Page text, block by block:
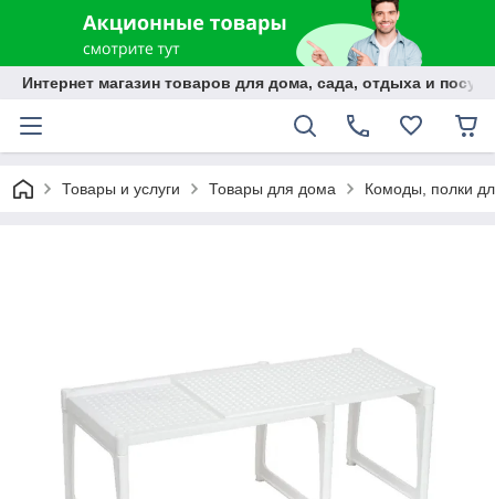
Интернет магазин товаров для дома, сада, отдыха и
Товары и услуги Товары для дома Комоды, полки